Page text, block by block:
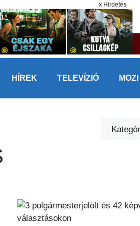
x Hirdetés
HÍREK TELEVÍZIÓ MOZI
Kategóriák